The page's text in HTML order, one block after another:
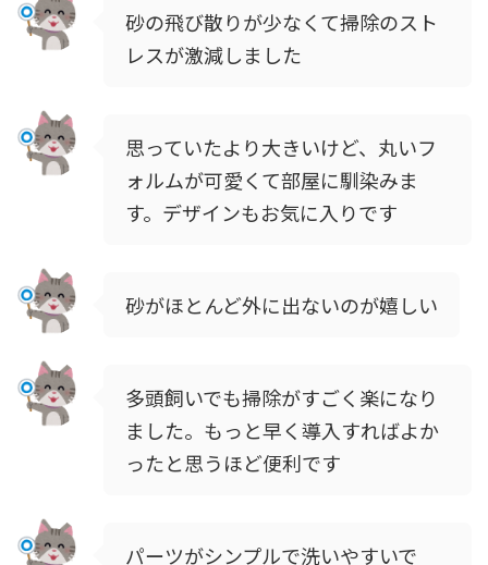
砂の飛び散りが少なくて掃除のスト
レスが激減しました
思っていたより大きいけど、丸いフ
ォルムが可愛くて部屋に馴染みま
す。デザインもお気に入りです
砂がほとんど外に出ないのが嬉しい
多頭飼いでも掃除がすごく楽になり
ました。もっと早く導入すればよか
ったと思うほど便利です
パーツがシンプルで洗いやすいで